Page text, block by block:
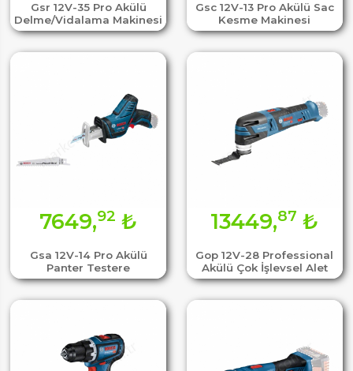
Gsr 12V-35 Pro Akülü
Delme/Vidalama Makinesi
Gsc 12V-13 Pro Akülü Sac
Kesme Makinesi
Gsa 12V-14 Pro Akülü
Panter Testere
7649,92 ₺
Gop 12V-28 Professional
Akülü Çok İşlevsel Alet
13449,87 ₺